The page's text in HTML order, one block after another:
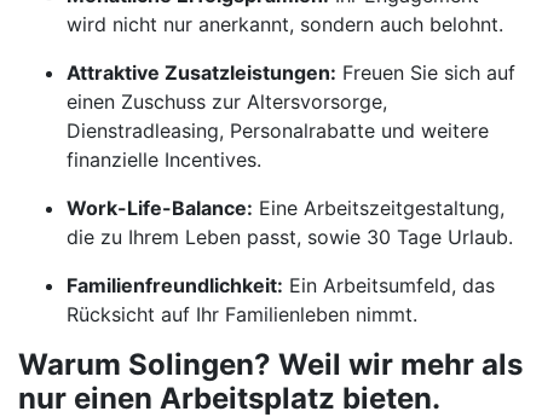
wird nicht nur anerkannt, sondern auch belohnt.
Attraktive Zusatzleistungen: Freuen Sie sich auf
einen Zuschuss zur Altersvorsorge,
Dienstradleasing, Personalrabatte und weitere
finanzielle Incentives.
Work-Life-Balance: Eine Arbeitszeitgestaltung,
die zu Ihrem Leben passt, sowie 30 Tage Urlaub.
Familienfreundlichkeit: Ein Arbeitsumfeld, das
Rücksicht auf Ihr Familienleben nimmt.
Warum Solingen? Weil wir mehr als
nur einen Arbeitsplatz bieten.